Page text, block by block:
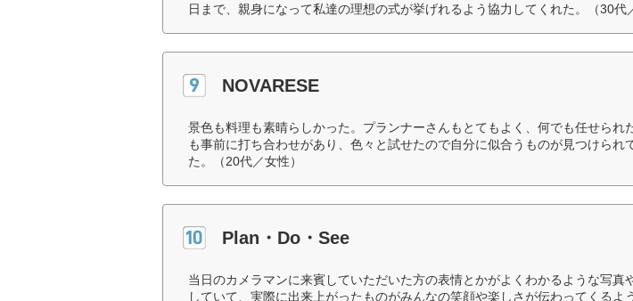
日まで、親身になって私達の理想の式が挙げれるよう協力してくれた。（30代
NOVARESE
景色も料理も素晴らしかった。プランナーさんもとてもよく、何でも任せられ
も事前に打ち合わせがあり、色々と試せたので自分に似合うものが見つけられ
た。（20代／女性）
Plan・Do・See
当日のカメラマンに来賓していただいた方の表情とかがよくわかるような写真
していて、実際に出来上がったものがみんなの笑顔や楽しさが伝わってくるよ